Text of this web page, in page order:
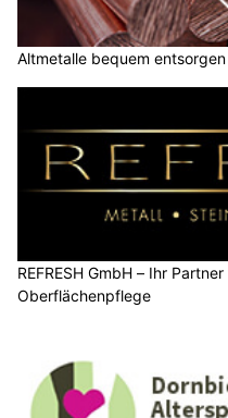
Altmetalle bequem
REFRESH GmbH – Ihr
Oberflächenpflege